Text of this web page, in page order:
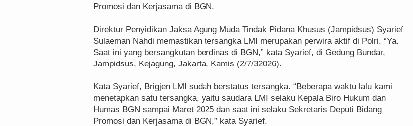
Promosi dan Kerjasama di BGN.
Direktur Penyidikan Jaksa Agung Muda Tindak Pidana Khusus (Jampidsus) Syarief
Sulaeman Nahdi memastikan tersangka LMI merupakan perwira aktif di Polri. “Ya.
Saat ini yang bersangkutan berdinas di BGN,” kata Syarief, di Gedung Bundar,
Jampidsus, Kejagung, Jakarta, Kamis (2/7/32026).
Kata Syarief, Brigjen LMI sudah berstatus tersangka. “Beberapa waktu lalu kami
menetapkan satu tersangka, yaitu saudara LMI selaku Kepala Biro Hukum dan
Humas BGN sampai Maret 2025 dan saat ini selaku Sekretaris Deputi Bidang
Promosi dan Kerjasama di BGN,” kata Syarief.